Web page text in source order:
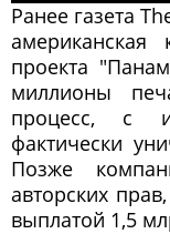
Ранее газета
проекта
миллионы
процесс, с
фактически
Позже
авторских
выплатой 1,5